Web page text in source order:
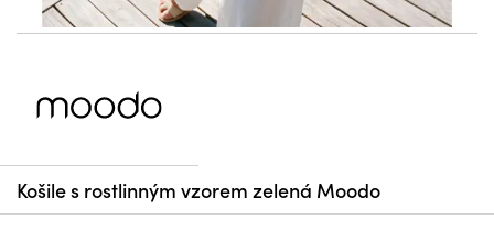
Košile s rostlinným vzorem zelená Moodo